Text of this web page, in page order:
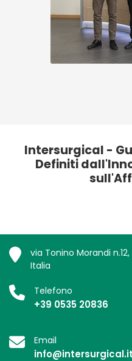
Intersurgical -
Definiti
via Tonino Morandi
Italia
Telefono
+39 0535 20836
Email
info@intersurgical.it